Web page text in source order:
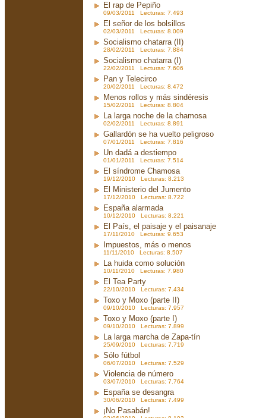
El rap de Pepiño
09/03/2011 Lecturas: 7.493
El señor de los bolsillos
02/03/2011 Lecturas: 8.009
Socialismo chatarra (II)
28/02/2011 Lecturas: 7.884
Socialismo chatarra (I)
22/02/2011 Lecturas: 7.606
Pan y Telecirco
20/02/2011 Lecturas: 8.472
Menos rollos y más sindéresis
15/02/2011 Lecturas: 8.804
La larga noche de la chamosa
02/02/2011 Lecturas: 8.891
Gallardón se ha vuelto peligroso
07/01/2011 Lecturas: 7.816
Un dadá a destiempo
01/01/2011 Lecturas: 7.514
El síndrome Chamosa
19/12/2010 Lecturas: 8.213
El Ministerio del Jumento
17/12/2010 Lecturas: 8.722
España alarmada
10/12/2010 Lecturas: 8.221
El País, el paisaje y el paisanaje
17/11/2010 Lecturas: 9.653
Impuestos, más o menos
11/11/2010 Lecturas: 8.507
La huida como solución
10/11/2010 Lecturas: 7.980
El Tea Party
22/10/2010 Lecturas: 7.434
Toxo y Moxo (parte II)
09/10/2010 Lecturas: 7.957
Toxo y Moxo (parte I)
09/10/2010 Lecturas: 7.899
La larga marcha de Zapa-tín
25/09/2010 Lecturas: 7.719
Sólo fútbol
06/07/2010 Lecturas: 7.529
Violencia de número
03/07/2010 Lecturas: 7.764
España se desangra
30/06/2010 Lecturas: 7.499
¡No Pasabán!